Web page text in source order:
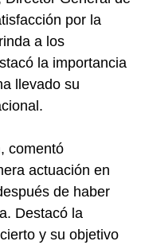
por la
a los
la importancia
llevado su
comentó
actuación en
de haber
Destacó la
y su objetivo